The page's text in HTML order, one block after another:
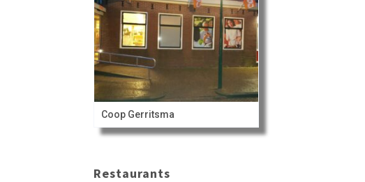
Coop Gerritsma
Restaurants